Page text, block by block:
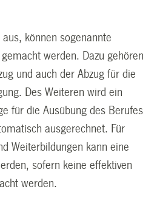
können sogenannte
werden. Dazu gehören
und auch der Abzug für die
Des Weiteren wird ein
für die Ausübung des Berufes
ausgerechnet. Für
Weiterbildungen kann eine
sofern keine effektiven
werden.